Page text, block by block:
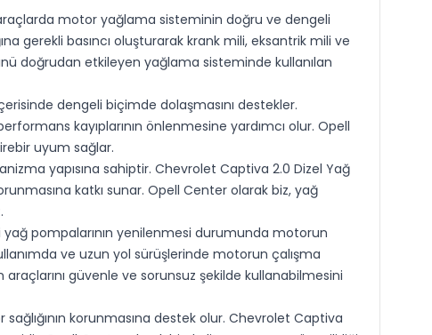
motor yağlama sisteminin doğru ve dengeli
gerekli basıncı oluşturarak krank mili, eksantrik mili ve
doğrudan etkileyen yağlama sisteminde kullanılan
dengeli biçimde dolaşmasını destekler.
kayıplarının önlenmesine yardımcı olur. Opell
uyum sağlar.
yapısına sahiptir. Chevrolet Captiva 2.0 Dizel Yağ
katkı sunar. Opell Center olarak biz, yağ
pompalarının yenilenmesi durumunda motorun
ve uzun yol sürüşlerinde motorun çalışma
güvenle ve sorunsuz şekilde kullanabilmesini
korunmasına destek olur. Chevrolet Captiva